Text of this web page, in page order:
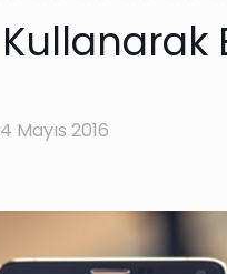
Mayıs 2016